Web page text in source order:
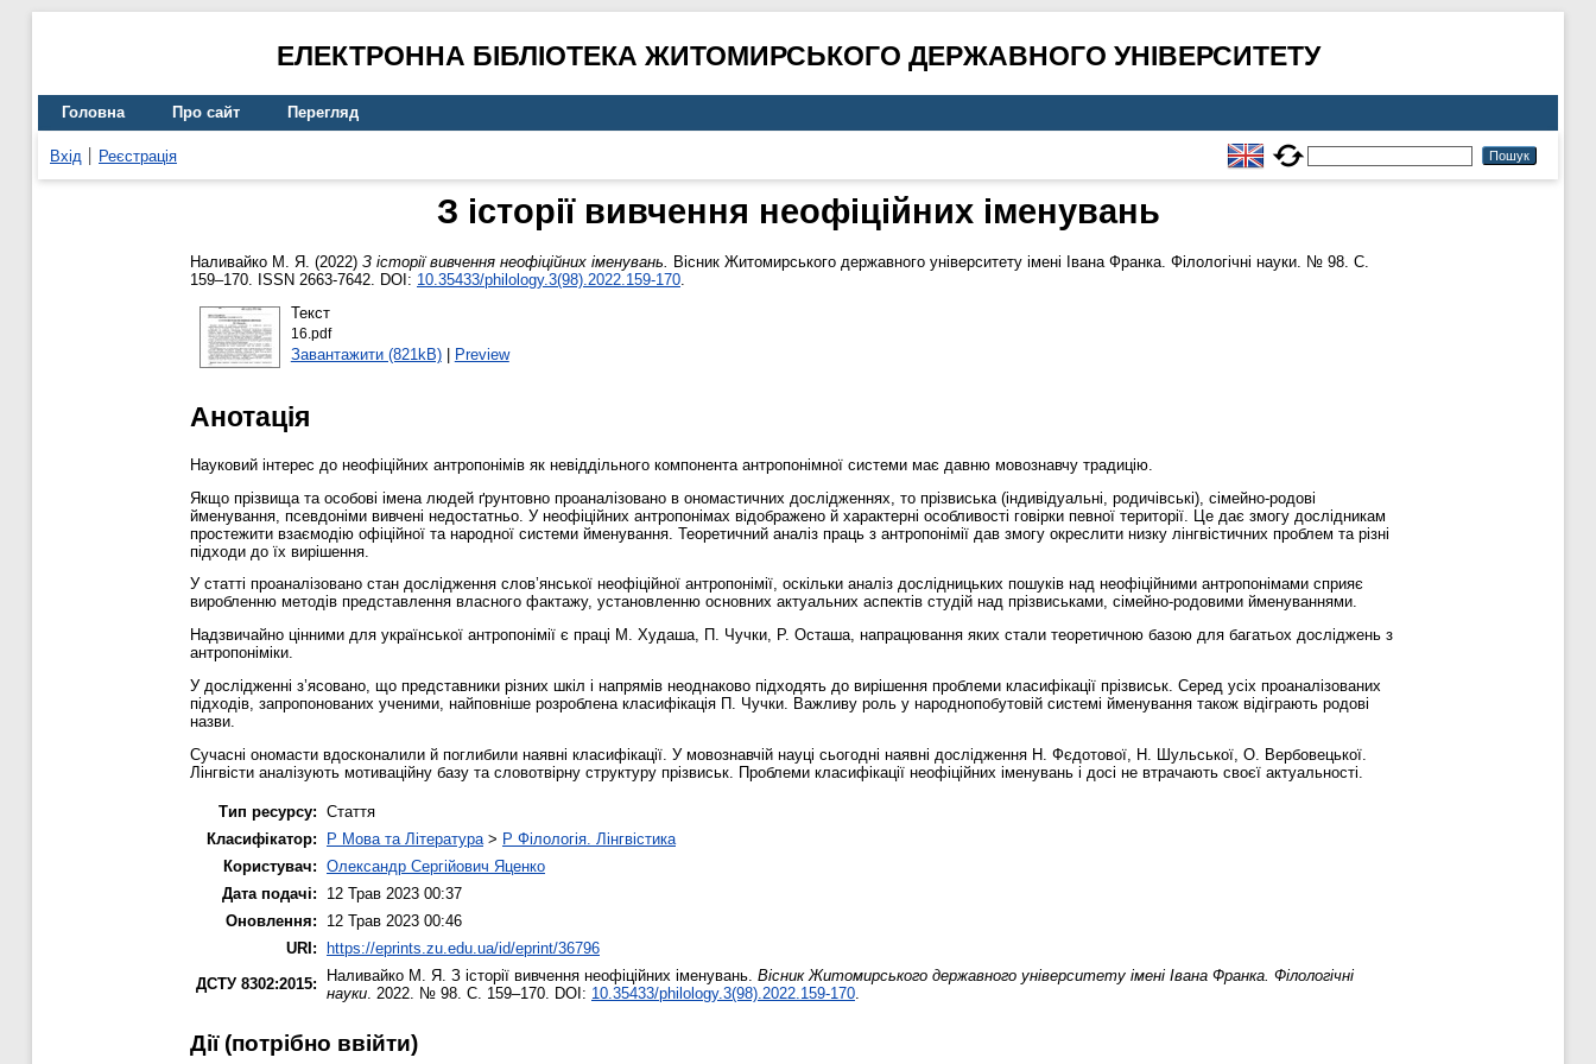
ЕЛЕКТРОННА БІБЛІОТЕКА ЖИТОМИРСЬКОГО ДЕРЖАВНОГО УНІВЕРСИТЕТУ
Головна Про сайт Перегляд
Вхід Реєстрація
З історії вивчення неофіційних іменувань
Наливайко М. Я. (2022) З історії вивчення неофіційних іменувань. Вісник Житомирського державного університету імені Івана Франка. Філологічні науки. № 98. С.
159–170. ISSN 2663-7642. DOI: 10.35433/philology.3(98).2022.159-170.
Текст
16.pdf
Завантажити (821kB)| Preview
Анотація
Науковий інтерес до неофіційних антропонімів як невіддільного компонента антропонімної системи має давню мовознавчу традицію.
Якщо прізвища та особові імена людей ґрунтовно проаналізовано в ономастичних дослідженнях, то прізвиська (індивідуальні, родичівські), сімейно-родові
йменування, псевдоніми вивчені недостатньо. У неофіційних антропонімах відображено й характерні особливості говірки певної території. Це дає змогу дослідникам
простежити взаємодію офіційної та народної системи йменування. Теоретичний аналіз праць з антропонімії дав змогу окреслити низку лінгвістичних проблем та різні
підходи до їх вирішення.
У статті проаналізовано стан дослідження слов’янської неофіційної антропонімії, оскільки аналіз дослідницьких пошуків над неофіційними антропонімами сприяє
виробленню методів представлення власного фактажу, установленню основних актуальних аспектів студій над прізвиськами, сімейно-родовими йменуваннями.
Надзвичайно цінними для української антропонімії є праці М. Худаша, П. Чучки, Р. Осташа, напрацювання яких стали теоретичною базою для багатьох досліджень з
антропоніміки.
У дослідженні з’ясовано, що представники різних шкіл і напрямів неоднаково підходять до вирішення проблеми класифікації прізвиськ. Серед усіх проаналізованих
підходів, запропонованих ученими, найповніше розроблена класифікація П. Чучки. Важливу роль у народнопобутовій системі йменування також відіграють родові
назви.
Сучасні ономасти вдосконалили й поглибили наявні класифікації. У мовознавчій науці сьогодні наявні дослідження Н. Фєдотової, Н. Шульської, О. Вербовецької.
Лінгвісти аналізують мотиваційну базу та словотвірну структуру прізвиськ. Проблеми класифікації неофіційних іменувань і досі не втрачають своєї актуальності.
Тип ресурсу: Стаття
Класифікатор:
P Мова та Література > P Філологія. Лінгвістика
Користувач: Олександр Сергійович Яценко
Дата подачі:
12 Трав 2023 00:37
Оновлення:
12 Трав 2023 00:46
URI: https://eprints.zu.edu.ua/id/eprint/36796
ДСТУ 8302:2015:
Наливайко М. Я. З історії вивчення неофіційних іменувань. Вісник Житомирського державного університету імені Івана Франка. Філологічні
науки . 2022. № 98. С. 159–170. DOI: 10.35433/philology.3(98).2022.159-170
Дії ​​(потрібно ввійти)